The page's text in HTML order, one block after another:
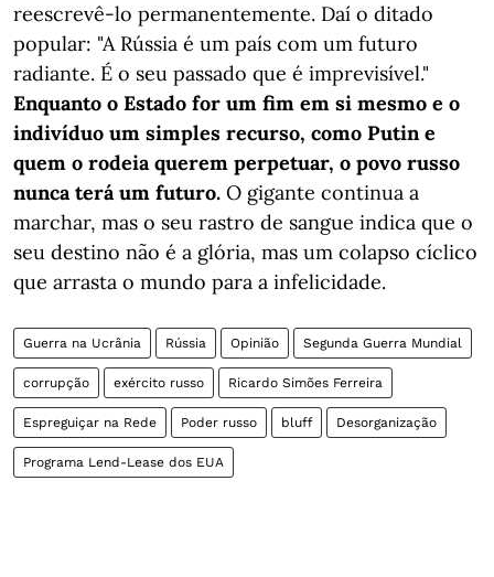
reescrevê-lo permanentemente. Daí o ditado
popular: "A Rússia é um país com um futuro
radiante. É o seu passado que é imprevisível."
Enquanto o Estado for um fim em si mesmo e o
indivíduo um simples recurso, como Putin e
quem o rodeia querem perpetuar, o povo russo
nunca terá um futuro. O gigante continua a
marchar, mas o seu rastro de sangue indica que o
seu destino não é a glória, mas um colapso cíclico
que arrasta o mundo para a infelicidade.
Guerra na Ucrânia Rússia Opinião Segunda Guerra Mundial
corrupção exército russo Ricardo Simões Ferreira
Espreguiçar na Rede Poder russo bluff Desorganização
Programa Lend-Lease dos EUA